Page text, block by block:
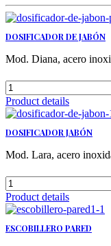
DOSIFICADOR DE JABÓN
Mod. Diana, acero
Product details
DOSIFICADOR JABÓN
Mod. Lara, acero
Product details
ESCOBILLERO PARED